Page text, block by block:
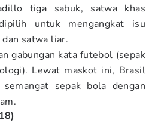
tiga sabuk, satwa khas
untuk mengangkat isu
satwa liar.
gabungan kata futebol (sepak
Lewat maskot ini, Brasil
semangat sepak bola dengan